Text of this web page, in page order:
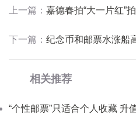
上一篇： 嘉德春拍“大一片红”
下一篇： 纪念币和邮票水涨船
相关推荐
“个性邮票”只适合个人收藏 升